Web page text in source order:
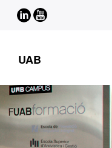
LinkedIn
Youtube
UAB